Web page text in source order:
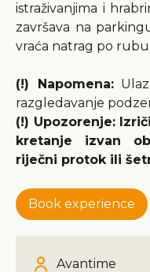
istraživanjima i
završava na
vraća natrag po rubu
(!) Napomena:Ulaz
razgledavanje
(!) Upozorenje:
kretanje izvan
riječni protok ili
Book experience
Avantime